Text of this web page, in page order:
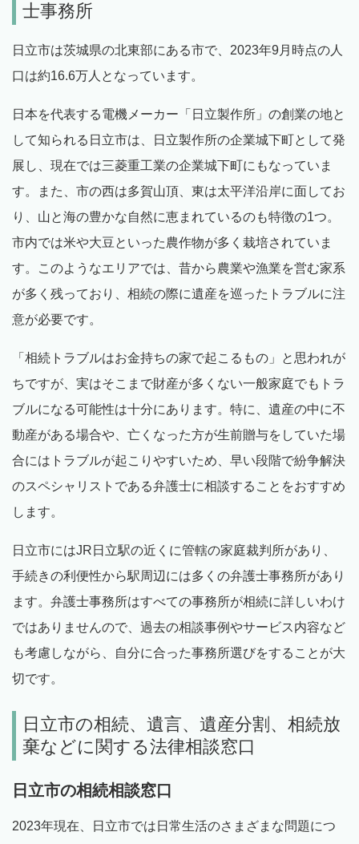
士事務所
日立市は茨城県の北東部にある市で、2023年9月時点の人
口は約16.6万人となっています。
日本を代表する電機メーカー「日立製作所」の創業の地と
して知られる日立市は、日立製作所の企業城下町として発
展し、現在では三菱重工業の企業城下町にもなっていま
す。また、市の西は多賀山頂、東は太平洋沿岸に面してお
り、山と海の豊かな自然に恵まれているのも特徴の1つ。
市内では米や大豆といった農作物が多く栽培されていま
す。このようなエリアでは、昔から農業や漁業を営む家系
が多く残っており、相続の際に遺産を巡ったトラブルに注
意が必要です。
「相続トラブルはお金持ちの家で起こるもの」と思われが
ちですが、実はそこまで財産が多くない一般家庭でもトラ
ブルになる可能性は十分にあります。特に、遺産の中に不
動産がある場合や、亡くなった方が生前贈与をしていた場
合にはトラブルが起こりやすいため、早い段階で紛争解決
のスペシャリストである弁護士に相談することをおすすめ
します。
日立市にはJR日立駅の近くに管轄の家庭裁判所があり、
手続きの利便性から駅周辺には多くの弁護士事務所があり
ます。弁護士事務所はすべての事務所が相続に詳しいわけ
ではありませんので、過去の相談事例やサービス内容など
も考慮しながら、自分に合った事務所選びをすることが大
切です。
日立市の相続、遺言、遺産分割、相続放
棄などに関する法律相談窓口
日立市の相続相談窓口
2023年現在、日立市では日常生活のさまざまな問題につ